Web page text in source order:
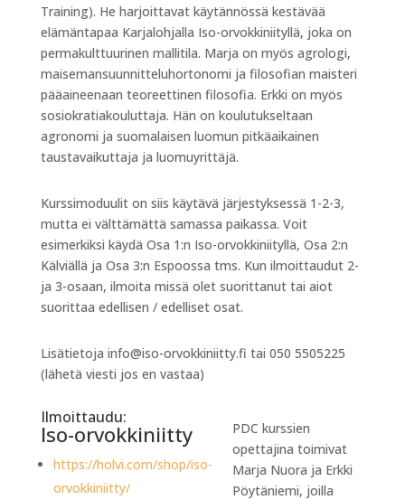
Training). He harjoittavat käytännössä kestävää
elämäntapaa Karjalohjalla Iso-orvokkiniityllä, joka on
permakulttuurinen mallitila. Marja on myös agrologi,
maisemansuunnitteluhortonomi ja filosofian maisteri
pääaineenaan teoreettinen filosofia. Erkki on myös
sosiokratiakouluttaja. Hän on koulutukseltaan
agronomi ja suomalaisen luomun pitkäaikainen
taustavaikuttaja ja luomuyrittäjä.
Kurssimoduulit on siis käytävä järjestyksessä 1-2-3,
mutta ei välttämättä samassa paikassa. Voit
esimerkiksi käydä Osa 1:n Iso-orvokkiniityllä, Osa 2:n
Kälviällä ja Osa 3:n Espoossa tms. Kun ilmoittaudut 2-
ja 3-osaan, ilmoita missä olet suorittanut tai aiot
suorittaa edellisen / edelliset osat.
Lisätietoja info@iso-orvokkiniitty.fi tai 050 5505225
(lähetä viesti jos en vastaa)
PDC kurssien
opettajina toimivat
Marja Nuora ja Erkki
Pöytäniemi, joilla
Ilmoittaudu:
Iso-orvokkiniitty
https://holvi.com/shop/iso-
orvokkiniitty/